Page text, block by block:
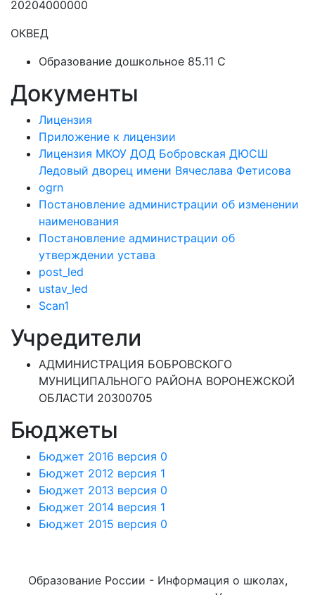
20204000000
ОКВЕД
Образование дошкольное 85.11 C
Документы
Лицензия
Приложение к лицензии
Лицензия МКОУ ДОД Бобровская ДЮСШ
Ледовый дворец имени Вячеслава Фетисова
ogrn
Постановление администрации об изменении
наименования
Постановление администрации об
утверждении устава
post_led
ustav_led
Scan1
Учредители
АДМИНИСТРАЦИЯ БОБРОВСКОГО
МУНИЦИПАЛЬНОГО РАЙОНА ВОРОНЕЖСКОЙ
ОБЛАСТИ 20300705
Бюджеты
Бюджет 2016 версия 0
Бюджет 2012 версия 1
Бюджет 2013 версия 0
Бюджет 2014 версия 1
Бюджет 2015 версия 0
Образование России - Информация о школах,